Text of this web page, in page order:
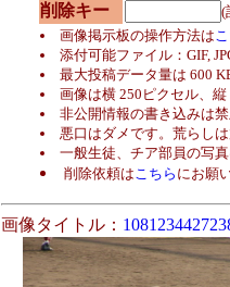
削除キー
(
画像掲示板の操作方法は
添付可能ファイル：GIF,
最大投稿データ量は 600
画像は横 250ピクセル、
非公開情報の書き込みは禁
悪口はダメです。荒らしは
一般生徒、チア部員の写真
削除依頼はこちら にお願
画像タイトル：